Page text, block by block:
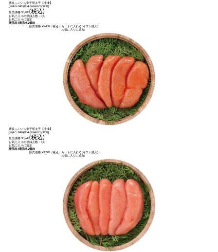
博多ふくいち辛子明太子【冷凍】
[26AB-7405(054-6624-021)5000]
販売価格:¥5,400(税込)
お気に入りの登録人数：0人
お気に入りに追加
表示名1表示名2価格
販売価格:¥5,400（税込） カートに入れる(ギフト購入)
お気に入りに追加
博多ふくいち辛子明太子【冷凍】
[26AC-7404(054-6624-021)3000]
販売価格:¥3,240(税込)
お気に入りの登録人数：0人
お気に入りに追加
表示名1表示名2価格
販売価格:¥3,240（税込） カートに入れる(ギフト購入)
お気に入りに追加